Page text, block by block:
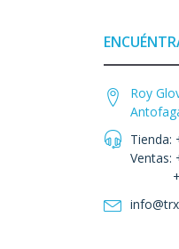
Roy
Tienda:
Ventas:
+56